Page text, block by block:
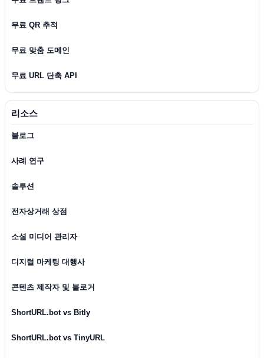
무료 QR 추적
무료 맞춤 도메인
무료 URL 단축 API
리소스
블로그
사례 연구
솔루션
전자상거래 상점
소셜 미디어 관리자
디지털 마케팅 대행사
콘텐츠 제작자 및 블로거
ShortURL.bot vs Bitly
ShortURL.bot vs TinyURL